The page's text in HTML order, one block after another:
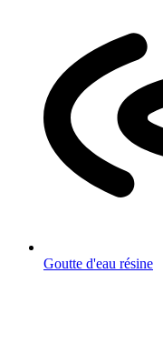
Goutte d'eau résine